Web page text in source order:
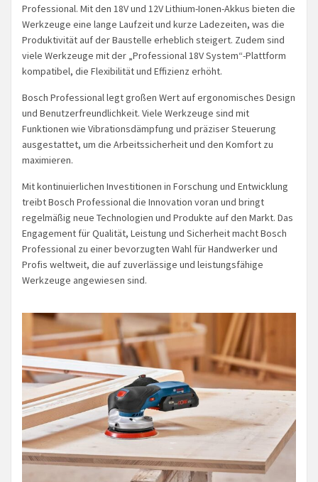
Professional. Mit den 18V und 12V Lithium-Ionen-Akkus bieten die
Werkzeuge eine lange Laufzeit und kurze Ladezeiten, was die
Produktivität auf der Baustelle erheblich steigert. Zudem sind
viele Werkzeuge mit der „Professional 18V System“-Plattform
kompatibel, die Flexibilität und Effizienz erhöht.
Bosch Professional legt großen Wert auf ergonomisches Design
und Benutzerfreundlichkeit. Viele Werkzeuge sind mit
Funktionen wie Vibrationsdämpfung und präziser Steuerung
ausgestattet, um die Arbeitssicherheit und den Komfort zu
maximieren.
Mit kontinuierlichen Investitionen in Forschung und Entwicklung
treibt Bosch Professional die Innovation voran und bringt
regelmäßig neue Technologien und Produkte auf den Markt. Das
Engagement für Qualität, Leistung und Sicherheit macht Bosch
Professional zu einer bevorzugten Wahl für Handwerker und
Profis weltweit, die auf zuverlässige und leistungsfähige
Werkzeuge angewiesen sind.